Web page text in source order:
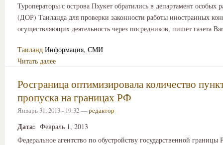
Туроператоры с острова Пхукет обратились в департамент особых
(ДОР) Таиланда для проверки законности работы иностранных
осуществляющих деятельность через посредников, пишет газета
Таиланд Информация, СМИ
Читать далее
Росграница оптимизировала количество
пропуска на границах РФ
Январь 31, 2013 - 19:32 —редактор
Дата: Февраль 1, 2013
Федеральное агентство по обустройству государственной